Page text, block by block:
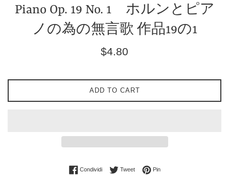
Piano Op. 19 No. 1 ホルンとピア
ノの為の無言歌 作品19の1
Prezzo
$4.80
ADD TO CART
CondividiCondividi su Facebook
TweetTwitta su Twitter
PinPinna su Pinterest